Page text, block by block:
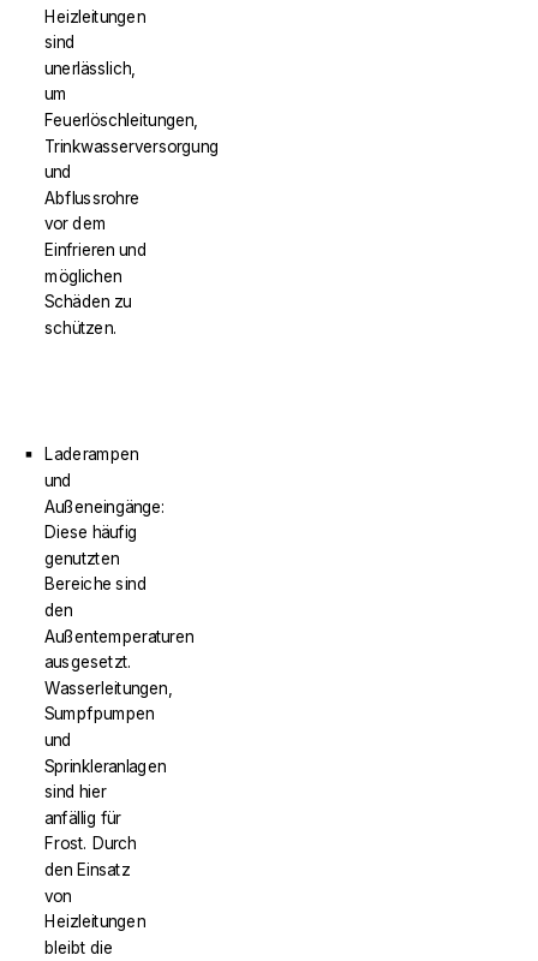
Heizleitungen
sind
unerlässlich,
um
Feuerlöschleitungen,
Trinkwasserversorgung
und
Abflussrohre
vor dem
Einfrieren und
möglichen
Schäden zu
schützen.
Laderampen
und
Außeneingänge:
Diese häufig
genutzten
Bereiche sind
den
Außentemperaturen
ausgesetzt.
Wasserleitungen,
Sumpfpumpen
und
Sprinkleranlagen
sind hier
anfällig für
Frost. Durch
den Einsatz
von
Heizleitungen
bleibt die